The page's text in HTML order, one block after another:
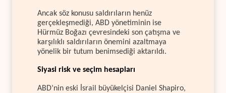
Ancak söz konusu saldırıların henüz
gerçekleşmediği, ABD yönetiminin ise
Hürmüz Boğazı çevresindeki son çatışma ve
karşılıklı saldırıların önemini azaltmaya
yönelik bir tutum benimsediği aktarıldı.
Siyasi risk ve seçim hesapları
ABD’nin eski İsrail büyükelçisi Daniel Shapiro,